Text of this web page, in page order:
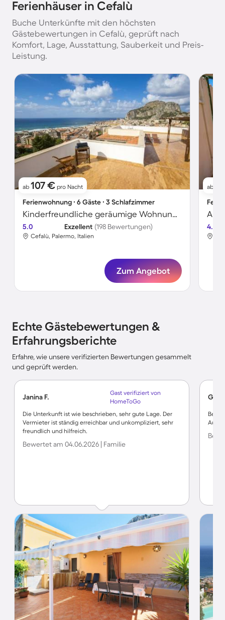
Ferienhäuser in Cefalù
Buche Unterkünfte mit den höchsten
Gästebewertungen in Cefalù, geprüft nach
Komfort, Lage, Ausstattung, Sauberkeit und Preis-
Leistung.
ab 107 € pro Nacht
Ferienwohnung ∙ 6 Gäste ∙ 3 Schlafzimmer
Kinderfreundliche geräumige Wohnung mit Terrasse und Grill | Neben dem Strand
5.0 Exzellent (198 Bewertungen)
Cefalù, Palermo, Italien
Zum Angebot
ab
4.8
Echte Gästebewertungen &
Erfahrungsberichte
Erfahre, wie unsere verifizierten Bewertungen gesammelt
und geprüft werden.
Janina F.
Gast verifiziert von
HomeToGo
Die Unterkunft ist wie beschrieben, sehr gute Lage. Der
Vermieter ist ständig erreichbar und unkompliziert, sehr
freundlich und hilfreich.
Bewertet am 04.06.2026 | Familie